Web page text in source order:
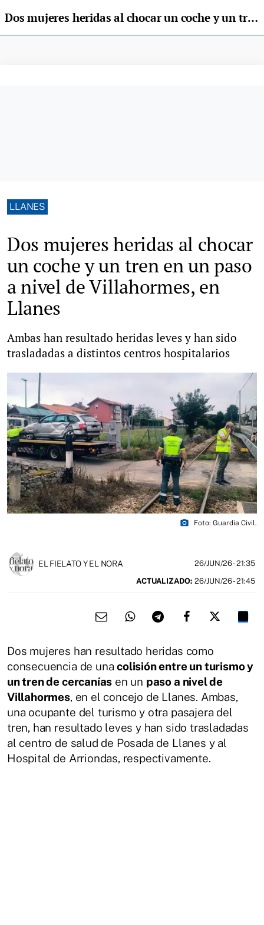
Dos mujeres heridas al chocar un coche y un tren en un paso a nivel de Villahormes, en Llanes
LLANES
Dos mujeres heridas al chocar
un coche y un tren en un paso
a nivel de Villahormes, en
Llanes
Ambas han resultado heridas leves y han sido
trasladadas a distintos centros hospitalarios
photo_camera Foto: Guardia Civil.
EL FIELATO Y EL NORA 26/JUN/26- 21:35
ACTUALIZADO: 26/JUN/26 - 21:45
Dos mujeres han resultado heridas como
consecuencia de unacolisión entre un turismo y
un tren de cercanías en un paso a nivel de
Villahormes, en el concejo de Llanes. Ambas,
una ocupante del turismo y otra pasajera del
tren, han resultado leves y han sido trasladadas
al centro de salud de Posada de Llanes y al
Hospital de Arriondas, respectivamente.